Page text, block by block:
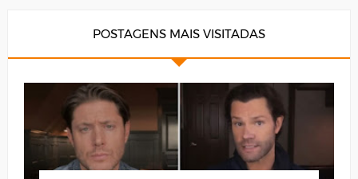
POSTAGENS MAIS VISITADAS